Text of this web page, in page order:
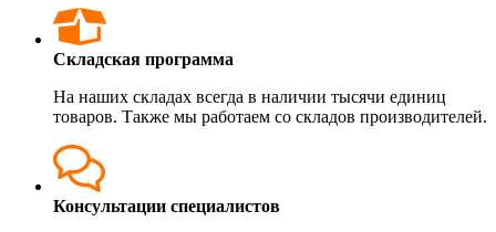
Складская программа
На наших складах всегда в наличии тысячи единиц
товаров. Также мы работаем со складов производителей.
Консультации специалистов